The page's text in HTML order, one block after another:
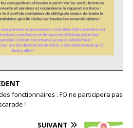
fonctionnaires : FO ne participera pas
!
SUIVANT